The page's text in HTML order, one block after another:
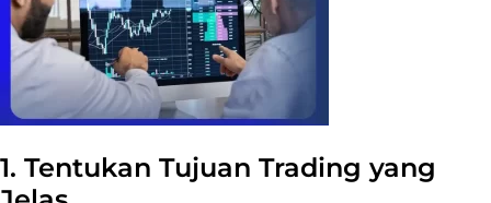
1. Tentukan Tujuan Trading yang